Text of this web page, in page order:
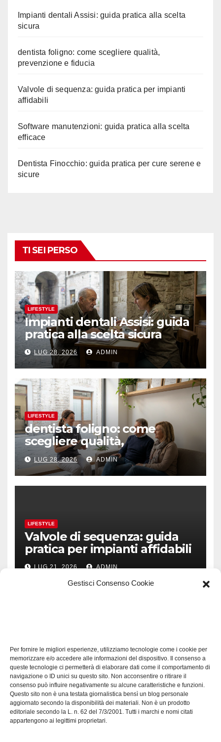
Gestisci Consenso Cookie
Per fornire le migliori esperienze, utilizziamo tecnologie come i cookie per
memorizzare e/o accedere alle informazioni del dispositivo. Il consenso a
queste tecnologie ci permetterà di elaborare dati come il comportamento di
navigazione o ID unici su questo sito. Non acconsentire o ritirare il
consenso può influire negativamente su alcune caratteristiche e funzioni.
Questo sito non è una testata giornalistica bensì un blog personale
aggiornato secondo la disponibilità dei materiali. Non è un prodotto
editoriale secondo la L. n. 62 del 7/3/2001. Tutti i marchi e nomi citati
appartengono ai legittimi proprietari.
Impianti dentali Assisi: guida pratica alla scelta
sicura
dentista foligno: come scegliere qualità,
prevenzione e fiducia
Valvole di sequenza: guida pratica per impianti
affidabili
Software manutenzioni: guida pratica alla scelta
efficace
Dentista Finocchio: guida pratica per cure serene e
sicure
TI SEI PERSO
LIFESTYLE
Impianti dentali Assisi: guida
pratica alla scelta sicura
LUG 28, 2026 ADMIN
LIFESTYLE
dentista foligno: come
scegliere qualità,
prevenzione e fiducia
LUG 28, 2026 ADMIN
LIFESTYLE
Valvole di sequenza: guida
pratica per impianti affidabili
LUG 21, 2026 ADMIN
guida pratica alla scelta
efficace
LUG 17, 2026 ADMIN